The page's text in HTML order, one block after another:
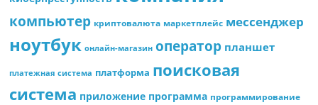
компьютер криптовалюта маркетплейс мессенджер
ноутбук онлайн-магазин оператор планшет
платежная система платформа поисковая
система приложение программа программирование